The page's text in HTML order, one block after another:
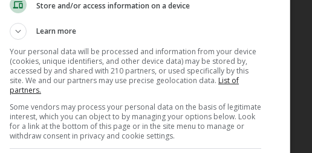
Store and/or access information on a device
Learn more
Your personal data will be processed and information from your device
(cookies, unique identifiers, and other device data) may be stored by,
accessed by and shared with 210 partners, or used specifically by this
site. We and our partners may use precise geolocation data. List of
partners.
Some vendors may process your personal data on the basis of legitimate
interest, which you can object to by managing your options below. Look
for a link at the bottom of this page or in the site menu to manage or
withdraw consent in privacy and cookie settings.